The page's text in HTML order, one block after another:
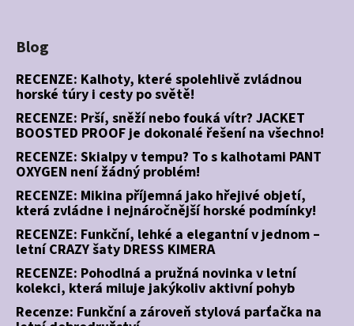
Blog
RECENZE: Kalhoty, které spolehlivě zvládnou
horské túry i cesty po světě!
RECENZE: Prší, sněží nebo fouká vítr? JACKET
BOOSTED PROOF je dokonalé řešení na všechno!
RECENZE: Skialpy v tempu? To s kalhotami PANT
OXYGEN není žádný problém!
RECENZE: Mikina příjemná jako hřejivé objetí,
která zvládne i nejnáročnější horské podmínky!
RECENZE: Funkční, lehké a elegantní v jednom –
letní CRAZY šaty DRESS KIMERA
RECENZE: Pohodlná a pružná novinka v letní
kolekci, která miluje jakýkoliv aktivní pohyb
Recenze: Funkční a zároveň stylová parťačka na